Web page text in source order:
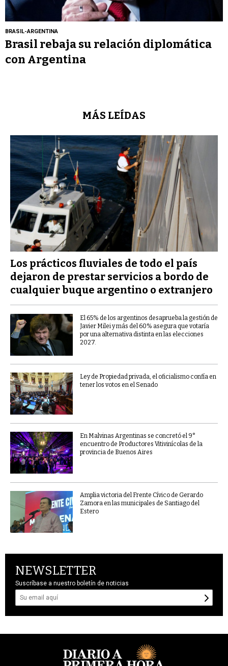
BRASIL-ARGENTINA
Brasil rebaja su relación diplomática
con Argentina
MÁS LEÍDAS
Los prácticos fluviales de todo el país
dejaron de prestar servicios a bordo de
cualquier buque argentino o extranjero
El 65% de los argentinos desaprueba la gestión de
Javier Milei y más del 60% asegura que votaría
por una alternativa distinta en las elecciones
2027.
Ley de Propiedad privada, el oficialismo confía en
tener los votos en el Senado
En Malvinas Argentinas se concretó el 9°
encuentro de Productores Vitivinícolas de la
provincia de Buenos Aires
Amplia victoria del Frente Cívico de Gerardo
Zamora en las municipales de Santiago del
Estero
NEWSLETTER
Suscríbase a nuestro boletín de noticias